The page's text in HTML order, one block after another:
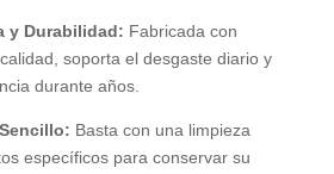
y Durabilidad: Fabricada con
soporta el desgaste diario y
durante años.
Basta con una limpieza
específicos para conservar su